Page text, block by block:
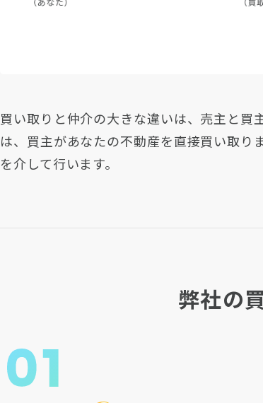
買い取りと仲介の大きな違いは、売主と
は、買主があなたの不動産を直接買い取
を介して行います。
弊社の